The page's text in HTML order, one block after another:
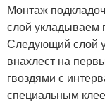
Монтаж
слой укладываем
Следующий слой
внахлест на
гвоздями с
специальным